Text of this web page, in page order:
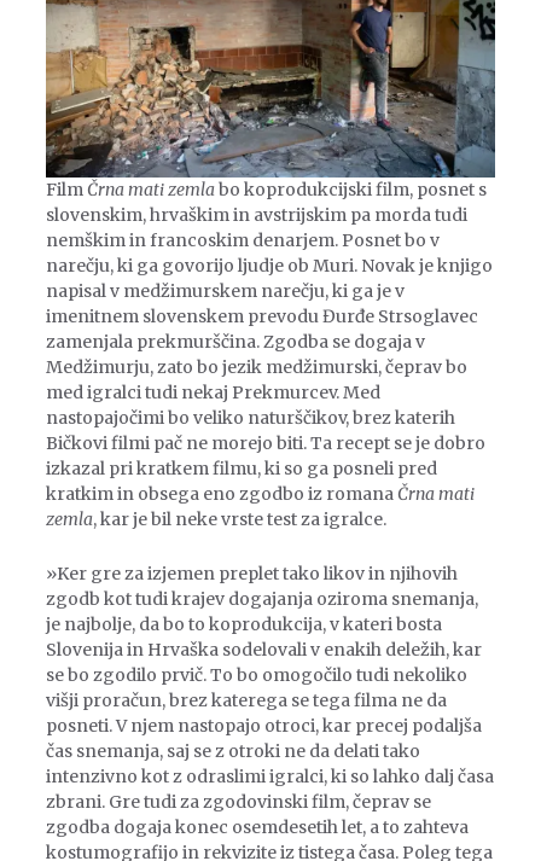
Film Črna mati zemlabo koprodukcijski film, posnet s
slovenskim, hrvaškim in avstrijskim pa morda tudi
nemškim in francoskim denarjem. Posnet bo v
narečju, ki ga govorijo ljudje ob Muri. Novak je knjigo
napisal v medžimurskem narečju, ki ga je v
imenitnem slovenskem prevodu Đurđe Strsoglavec
zamenjala prekmurščina. Zgodba se dogaja v
Medžimurju, zato bo jezik medžimurski, čeprav bo
med igralci tudi nekaj Prekmurcev. Med
nastopajočimi bo veliko naturščikov, brez katerih
Bičkovi filmi pač ne morejo biti. Ta recept se je dobro
izkazal pri kratkem filmu, ki so ga posneli pred
kratkim in obsega eno zgodbo iz romana Črna mati
zemla, kar je bil neke vrste test za igralce.
»Ker gre za izjemen preplet tako likov in njihovih
zgodb kot tudi krajev dogajanja oziroma snemanja,
je najbolje, da bo to koprodukcija, v kateri bosta
Slovenija in Hrvaška sodelovali v enakih deležih, kar
se bo zgodilo prvič. To bo omogočilo tudi nekoliko
višji proračun, brez katerega se tega filma ne da
posneti. V njem nastopajo otroci, kar precej podaljša
čas snemanja, saj se z otroki ne da delati tako
intenzivno kot z odraslimi igralci, ki so lahko dalj časa
zbrani. Gre tudi za zgodovinski film, čeprav se
zgodba dogaja konec osemdesetih let, a to zahteva
kostumografijo in rekvizite iz tistega časa. Poleg tega